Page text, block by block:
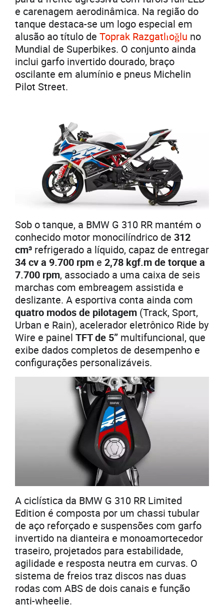
e carenagem aerodinâmica. Na região do
tanque destaca-se um logo especial em
alusão ao título de Toprak Razgatlıoğlu no
Mundial de Superbikes. O conjunto ainda
inclui garfo invertido dourado, braço
oscilante em alumínio e pneus Michelin
Pilot Street.
Sob o tanque, a BMW G 310 RR mantém o
conhecido motor monocilíndrico de 312
cm³ refrigerado a líquido, capaz de entregar
34 cv a 9.700 rpm e 2,78 kgf.m de torque a
7.700 rpm, associado a uma caixa de seis
marchas com embreagem assistida e
deslizante. A esportiva conta ainda com
quatro modos de pilotagem (Track, Sport,
Urban e Rain), acelerador eletrônico Ride by
Wire e painel TFT de 5” multifuncional, que
exibe dados completos de desempenho e
configurações personalizáveis.
A ciclística da BMW G 310 RR Limited
Edition é composta por um chassi tubular
de aço reforçado e suspensões com garfo
invertido na dianteira e monoamortecedor
traseiro, projetados para estabilidade,
agilidade e resposta neutra em curvas. O
sistema de freios traz discos nas duas
rodas com ABS de dois canais e função
anti-wheelie.